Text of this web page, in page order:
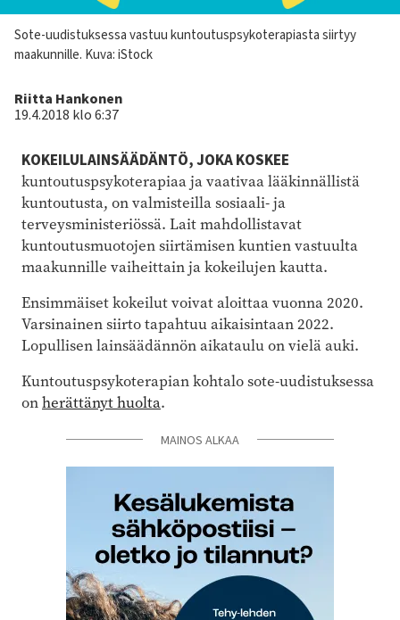
Kuvateksti
Sote-uudistuksessa vastuu kuntoutuspsykoterapiasta siirtyy
maakunnille. Kuva: iStock
Kirjoittaja
Riitta Hankonen
19.4.2018 klo 6:37
KOKEILULAINSÄÄDÄNTÖ, JOKA KOSKEE
kuntoutuspsykoterapiaa ja vaativaa lääkinnällistä
kuntoutusta, on valmisteilla sosiaali- ja
terveysministeriössä. Lait mahdollistavat
kuntoutusmuotojen siirtämisen kuntien vastuulta
maakunnille vaiheittain ja kokeilujen kautta.
Ensimmäiset kokeilut voivat aloittaa vuonna 2020.
Varsinainen siirto tapahtuu aikaisintaan 2022.
Lopullisen lainsäädännön aikataulu on vielä auki.
Kuntoutuspsykoterapian kohtalo sote-uudistuksessa
onherättänyt huolta.
MAINOS ALKAA